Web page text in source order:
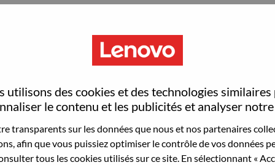
utilisons des cookies et des technologies similaires
le contenu et les publicités et analyser
transparents sur les données que nous et nos partenaires
afin que vous puissiez optimiser le contrôle de vos données
tous les cookies utilisés sur ce site. En sélectionnant «
what we do. We WOW our customers.